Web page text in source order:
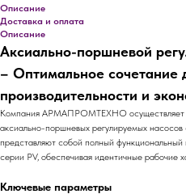
Описание
Доставка и оплата
Описание
Аксиально-поршневой
– Оптимальное сочетание
производительности и
Компания АРМАПРОМТЕХНО осуществляет
аксиально-поршневых регулируемых
представляют собой полный функциональный
серии PV, обеспечивая идентичные рабочие
Ключевые параметры